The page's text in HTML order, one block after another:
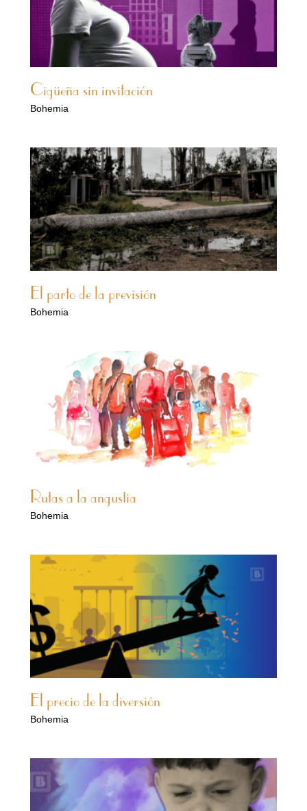
Cigüeña sin invitación
Bohemia
El parto de la previsión
Bohemia
Rutas a la angustia
Bohemia
El precio de la diversión
Bohemia